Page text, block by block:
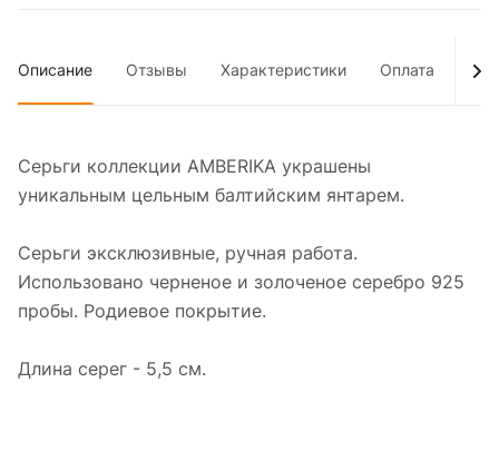
Описание Отзывы Характеристики Оплата
Серьги коллекции AMBERIKA украшены
уникальным цельным балтийским янтарем.
Серьги эксклюзивные, ручная работа.
Использовано черненое и золоченое серебро 925
пробы. Родиевое покрытие.
Длина серег - 5,5 см.